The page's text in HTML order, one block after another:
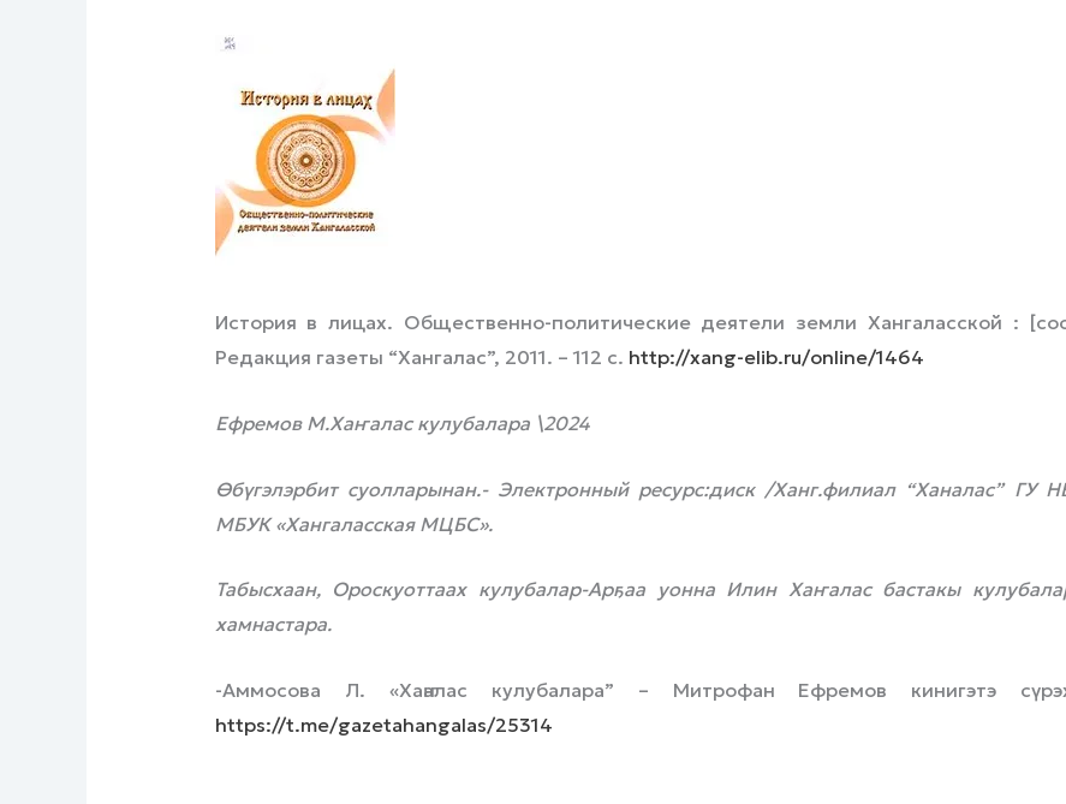
История в лицах. Общественно-политические деятели земли Хангаласской :
Редакция газеты “Хангалас”, 2011. – 112 с. http://xang-elib.ru/online/1464
Ефремов М.Хаҥалас кулубалара \2024
Өбүгэлэрбит суолларынан.- Электронный ресурс:диск /Ханг.филиал “Ханалас”
МБУК «Хангаласская МЦБС».
Табысхаан, Ороскуоттаах кулубалар-Арҕаа уонна Илин Хаҥалас бастакы
хамнастара.
-Аммосова Л. «Хаҥалас кулубалара” – Митрофан Ефремов кинигэтэ
https://t.me/gazetahangalas/25314